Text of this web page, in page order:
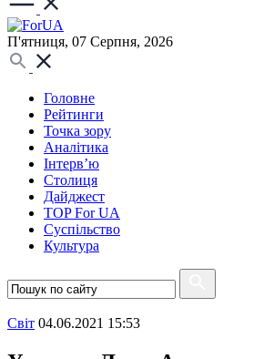
П'ятниця, 07 Серпня, 2026
Головне
Рейтинги
Точка зору
Аналітика
Інтерв’ю
Столиця
Дайджест
TOP For UA
Суспiльство
Культура
Свiт 04.06.2021 15:53